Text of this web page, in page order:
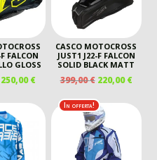
FALCON
GLOSS
IL
ORIGINALE
ERA:
449,00 €.
250,00€IL
ATTUALE
CASCO MOTOCROSS
JUST1 J22-F FALCON
SOLID BLACK MATT
399,00€ IL
ORIGINALE
ERA:
399,00 €.
220,00€IL
In offerta!